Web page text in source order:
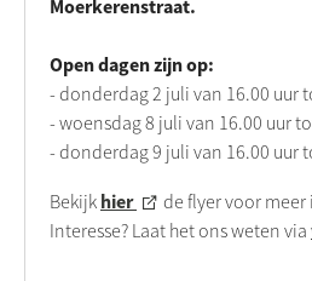
Moerkerenstraat.
Open dagen zijn op:
- donderdag 2 juli van 16.00 uur
- woensdag 8 juli van 16.00 uur
- donderdag 9 juli van 16.00 uur
Bekijk hier
de flyer voor
Interesse? Laat het ons weten via